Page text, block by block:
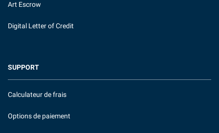
Art Escrow
Digital Letter of Credit
SUPPORT
Calculateur de frais
Options de paiement